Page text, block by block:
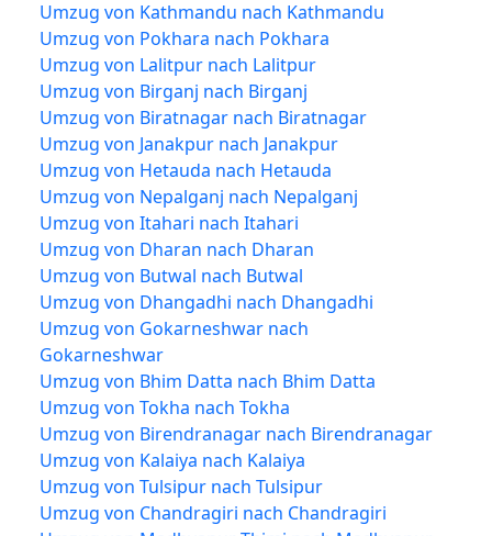
Umzug von Kathmandu nach Kathmandu
Umzug von Pokhara nach Pokhara
Umzug von Lalitpur nach Lalitpur
Umzug von Birganj nach Birganj
Umzug von Biratnagar nach Biratnagar
Umzug von Janakpur nach Janakpur
Umzug von Hetauda nach Hetauda
Umzug von Nepalganj nach Nepalganj
Umzug von Itahari nach Itahari
Umzug von Dharan nach Dharan
Umzug von Butwal nach Butwal
Umzug von Dhangadhi nach Dhangadhi
Umzug von Gokarneshwar nach
Gokarneshwar
Umzug von Bhim Datta nach Bhim Datta
Umzug von Tokha nach Tokha
Umzug von Birendranagar nach Birendranagar
Umzug von Kalaiya nach Kalaiya
Umzug von Tulsipur nach Tulsipur
Umzug von Chandragiri nach Chandragiri